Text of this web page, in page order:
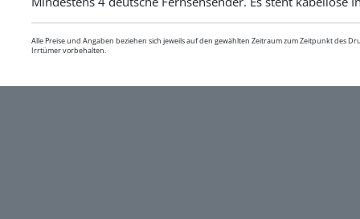
Alle Preise und Angaben beziehen sich jeweils auf den gewählten Zeitraum zum Zeitpunkt des
Irrtümer vorbehalten.